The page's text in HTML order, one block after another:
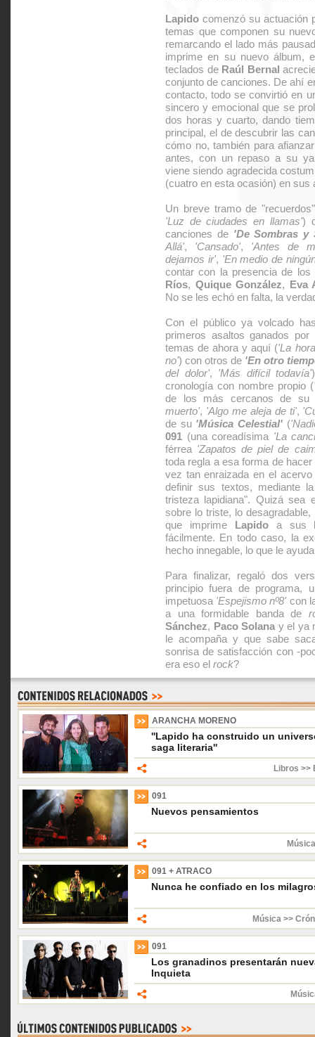
Lapido comenzó su actuación
temas que componen su
remarcando el lado más
imprime en su nuevo álbum,
teclados de Raúl Bernal
conjunto de canciones. De ahí
contacto, todo se convirtió en
sincero y emocional que se
dos horas y cuarto, dando
principal, el de descubrir las
cómo no, también para
antes, con un repaso a su
viene siendo agradecida
(cuatro en esta ocasión) en sus
Un breve tramo de
'Luz de ciudades en llamas')
canciones de 'De Sombras y
Allá', 'Cansado', 'Antes de
dejamos ir', 'En medio de
contar con la presencia de
Ríos, Quique González, Eva
No se les echó en falta, la
Con el público ya volcado
primeros asaltos ganados
temas de ahora y aquí ('La
no') con otros de 'En otro
del dolor', 'Más difícil todavía'
cronología con nombre propio (
de los más cercanos de
muerto', 'Algo me aleja de ti',
de su 'Música Celestial' (
091 (una coreadísima 'La
férrea 'Zapatos de piel de
toda regla a esa forma de
vez tan enraizada en el
definir sus textos, mediante
tristeza lapidiana". Quizá sea
sobre lo triste, lo
que imprime Lapidoa sus
fácilmente. En todo caso, la
hecho innegable, lo que le
Para finalizar, regaló dos
principio fuera de programa,
impetuosa 'Espejismo nº8' con
a una formidable banda de
Sánchez, Paco Solana y el ya
le acompaña y que sabe
sonrisa de satisfacción con -
era eso el rock?
ARANCHA MORENO
''Lapido ha construido un
saga literaria''
Libros >>
091
Nuevos pensamientos
091 + ATRACO
Nunca he confiado en los
Música >>
091
Los granadinos presentarán
Inquieta